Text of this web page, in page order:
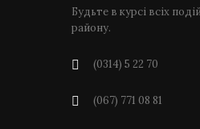
Будьте в курсі всіх
району.
(0314) 5 22 70
(067) 771 08 81